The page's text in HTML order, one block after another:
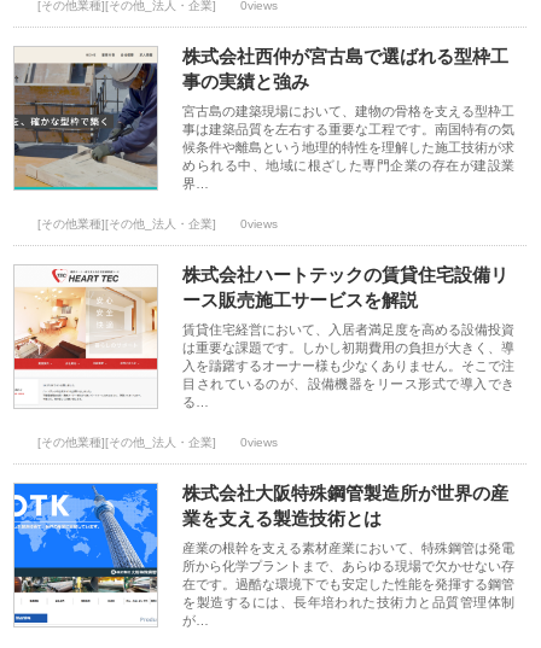
[その他業種][その他_法人・企業] 0views
株式会社西仲が宮古島で選ばれる型枠工
事の実績と強み
宮古島の建築現場において、建物の骨格を支える型枠工
事は建築品質を左右する重要な工程です。南国特有の気
候条件や離島という地理的特性を理解した施工技術が求
められる中、地域に根ざした専門企業の存在が建設業
界…
[その他業種][その他_法人・企業] 0views
株式会社ハートテックの賃貸住宅設備リ
ース販売施工サービスを解説
賃貸住宅経営において、入居者満足度を高める設備投資
は重要な課題です。しかし初期費用の負担が大きく、導
入を躊躇するオーナー様も少なくありません。そこで注
目されているのが、設備機器をリース形式で導入でき
る…
[その他業種][その他_法人・企業] 0views
株式会社大阪特殊鋼管製造所が世界の産
業を支える製造技術とは
産業の根幹を支える素材産業において、特殊鋼管は発電
所から化学プラントまで、あらゆる現場で欠かせない存
在です。過酷な環境下でも安定した性能を発揮する鋼管
を製造するには、長年培われた技術力と品質管理体制
が…